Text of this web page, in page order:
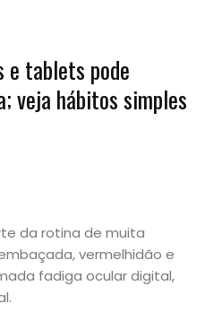
e tablets pode
veja hábitos simples
da rotina de muita
vermelhidão e
fadiga ocular digital,